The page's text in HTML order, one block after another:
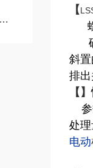
【
砂
斜
排
【
参
处
电动